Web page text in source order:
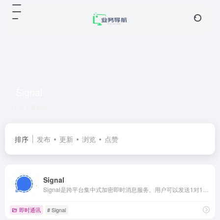
排序 发布 更新 浏览 点赞
Signal
即时通讯 # Signal